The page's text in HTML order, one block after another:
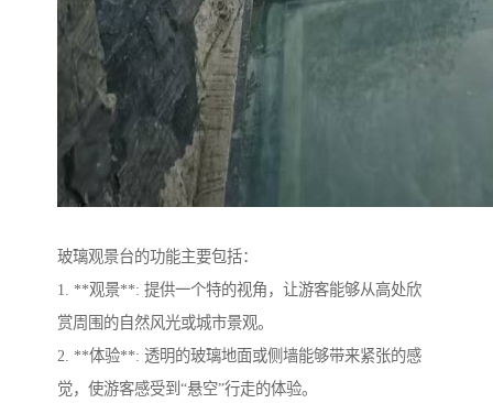
玻璃观景台的功能主要包括：
1. **观景**: 提供一个特的视角，让游客能够从高处欣
赏周围的自然风光或城市景观。
2. **体验**: 透明的玻璃地面或侧墙能够带来紧张的感
觉，使游客感受到“悬空”行走的体验。